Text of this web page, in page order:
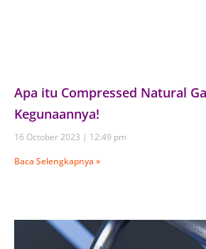
Apa itu Compressed Natural
Kegunaannya!
16 October 2023
12:49 pm
Baca Selengkapnya »